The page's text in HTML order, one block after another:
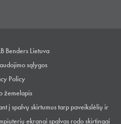
Benders Lietuva
sąlygos
Policy
žemelapis
į spalvų skirtumus tarp paveikslėlių ir
ekranai spalvas rodo skirtingai